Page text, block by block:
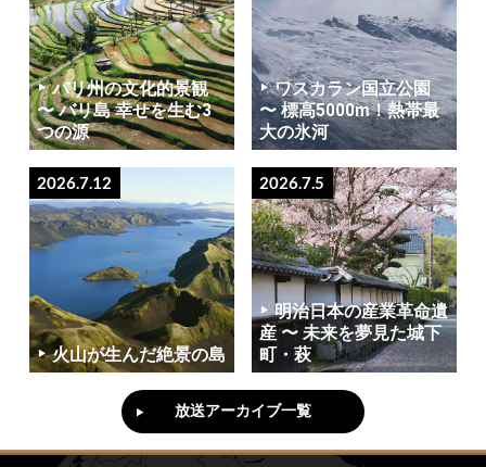
バリ州の文化的景観
〜 バリ島 幸せを生む3
つの源
ワスカラン国立公園
〜 標高5000m！熱帯最
大の氷河
2026.7.12
火山が生んだ絶景の島
2026.7.5
明治日本の産業革命遺
産 〜 未来を夢見た城下
町・萩
放送アーカイブ一覧